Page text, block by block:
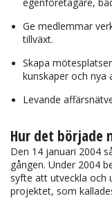
Ge medlemmar
tillväxt.
Skapa
kunskaper och nya
Levande
Hur det började
Den 14 januari 2004
gången. Under 2004
syfte att utveckla och
projektet, som